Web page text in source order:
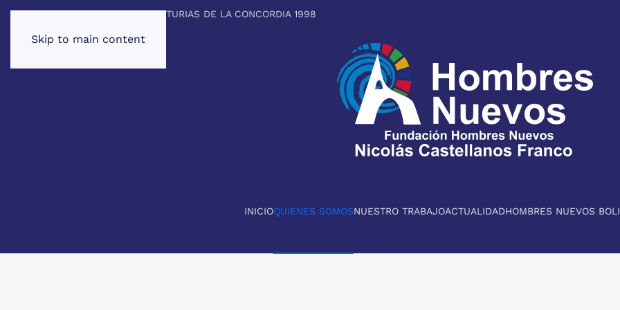
Skip to main content
PREMIO PRINCIPE DE ASTURIAS DE LA CONCORDIA 1998
INICIOQUIENES SOMOSNUESTRO TRABAJOACTUALIDADHOMBRES NUEVOS